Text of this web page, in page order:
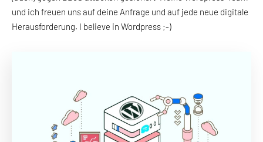
und ich freuen uns auf deine Anfrage und auf jede neue digitale
Herausforderung. I believe in Wordpress ;-)